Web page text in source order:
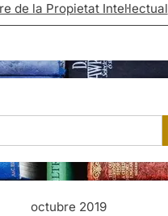
de la Propietat Intel·lectual
octubre 2019